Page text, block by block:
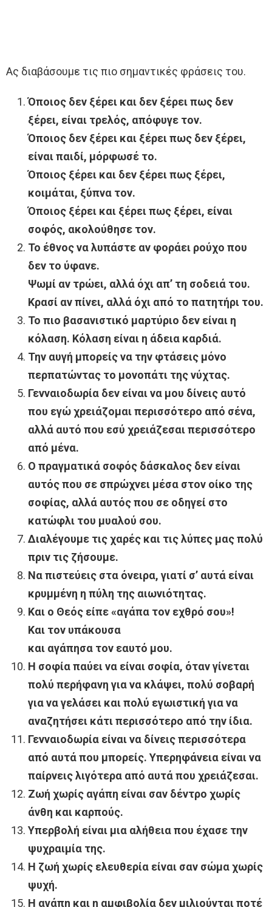
Ας διαβάσουμε τις πιο σημαντικές φράσεις του.
Όποιος δεν ξέρει και δεν ξέρει πως δεν
ξέρει, είναι τρελός, απόφυγε τον.
Όποιος δεν ξέρει και ξέρει πως δεν ξέρει,
είναι παιδί, μόρφωσέ το.
Όποιος ξέρει και δεν ξέρει πως ξέρει,
κοιμάται, ξύπνα τον.
Όποιος ξέρει και ξέρει πως ξέρει, είναι
σοφός, ακολούθησε τον.
Το έθνος να λυπάστε αν φοράει ρούχο που
δεν το ύφανε.
Ψωμί αν τρώει, αλλά όχι απ’ τη σοδειά του.
Κρασί αν πίνει, αλλά όχι από το πατητήρι του.
Το πιο βασανιστικό μαρτύριο δεν είναι η
κόλαση. Κόλαση είναι η άδεια καρδιά.
Την αυγή μπορείς να την φτάσεις μόνο
περπατώντας το μονοπάτι της νύχτας.
Γενναιοδωρία δεν είναι να μου δίνεις αυτό
που εγώ χρειάζομαι περισσότερο από σένα,
αλλά αυτό που εσύ χρειάζεσαι περισσότερο
από μένα.
Ο πραγματικά σοφός δάσκαλος δεν είναι
αυτός που σε σπρώχνει μέσα στον οίκο της
σοφίας, αλλά αυτός που σε οδηγεί στο
κατώφλι του μυαλού σου.
Διαλέγουμε τις χαρές και τις λύπες μας πολύ
πριν τις ζήσουμε.
Να πιστεύεις στα όνειρα, γιατί σ’ αυτά είναι
κρυμμένη η πύλη της αιωνιότητας.
Και ο Θεός είπε «αγάπα τον εχθρό σου»!
Και τον υπάκουσα
και αγάπησα τον εαυτό μου.
Η σοφία παύει να είναι σοφία, όταν γίνεται
πολύ περήφανη για να κλάψει, πολύ σοβαρή
για να γελάσει και πολύ εγωιστική για να
αναζητήσει κάτι περισσότερο από την ίδια.
Γενναιοδωρία είναι να δίνεις περισσότερα
από αυτά που μπορείς. Υπερηφάνεια είναι να
παίρνεις λιγότερα από αυτά που χρειάζεσαι.
Ζωή χωρίς αγάπη είναι σαν δέντρο χωρίς
άνθη και καρπούς.
Υπερβολή είναι μια αλήθεια που έχασε την
ψυχραιμία της.
Η ζωή χωρίς ελευθερία είναι σαν σώμα χωρίς
ψυχή.
Η αγάπη και η αμφιβολία δεν μιλιούνται ποτέ